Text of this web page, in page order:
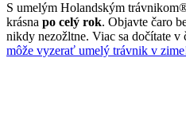
S umelým Holandským
krásna po celý rok. Objavte čaro
nikdy nezožltne. Viac sa dočítate v
môže vyzerať umelý trávnik v